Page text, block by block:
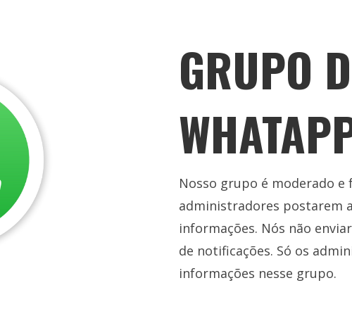
GRUPO
Nosso grupo é moderado e
administradores postarem
informações. Nós não
de notificações. Só os
informações nesse grupo.